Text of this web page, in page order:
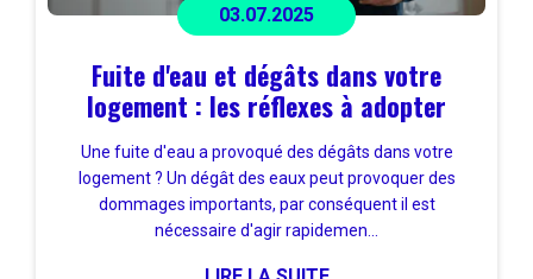
03.07.2025
Fuite d'eau et dégâts dans votre
logement : les réflexes à adopter
Une fuite d'eau a provoqué des dégâts dans votre
logement ? Un dégât des eaux peut provoquer des
dommages importants, par conséquent il est
nécessaire d'agir rapidemen...